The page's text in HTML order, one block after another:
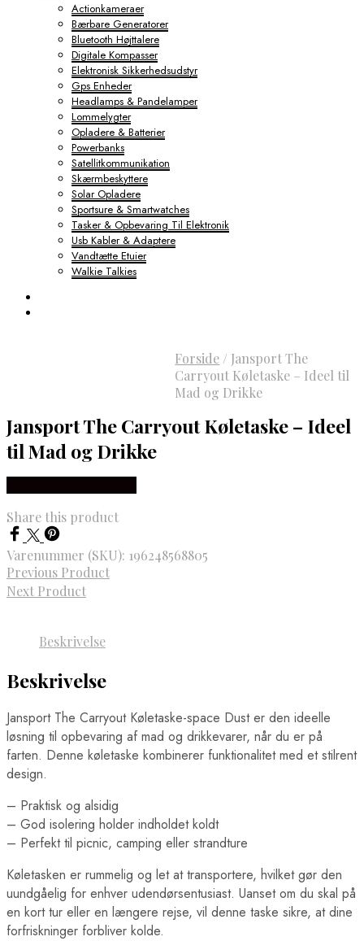
Actionkameraer
Bærbare Generatorer
Bluetooth Højttalere
Digitale Kompasser
Elektronisk Sikkerhedsudstyr
Gps Enheder
Headlamps & Pandelamper
Lommelygter
Opladere & Batterier
Powerbanks
Satellitkommunikation
Skærmbeskyttere
Solar Opladere
Sportsure & Smartwatches
Tasker & Opbevaring Til Elektronik
Usb Kabler & Adaptere
Vandtætte Etuier
Walkie Talkies
Forside / Jansport The
Carryout Køletaske – Ideel til
Mad og Drikke
Jansport The Carryout Køletaske – Ideel
til Mad og Drikke
Share this product
Varenummer (SKU): 196248568805
Previous Product
Next Product
Beskrivelse
Beskrivelse
Jansport The Carryout Køletaske-space Dust er den ideelle
løsning til opbevaring af mad og drikkevarer, når du er på
farten. Denne køletaske kombinerer funktionalitet med et stilrent
design.
– Praktisk og alsidig
– God isolering holder indholdet koldt
– Perfekt til picnic, camping eller strandture
Køletasken er rummelig og let at transportere, hvilket gør den
uundgåelig for enhver udendørsentusiast. Uanset om du skal på
en kort tur eller en længere rejse, vil denne taske sikre, at dine
forfriskninger forbliver kolde.